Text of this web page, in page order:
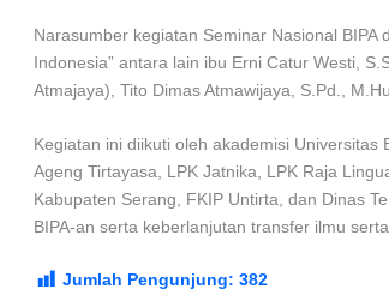
Narasumber kegiatan Seminar Nasional
Indonesia” antara lain ibu Erni Catur Westi,
Atmajaya), Tito Dimas Atmawijaya, S.Pd.,
Kegiatan ini diikuti oleh akademisi
Ageng Tirtayasa, LPK Jatnika, LPK Raja
Kabupaten Serang, FKIP Untirta, dan Dinas
BIPA-an serta keberlanjutan transfer ilmu
Jumlah Pengunjung: 382